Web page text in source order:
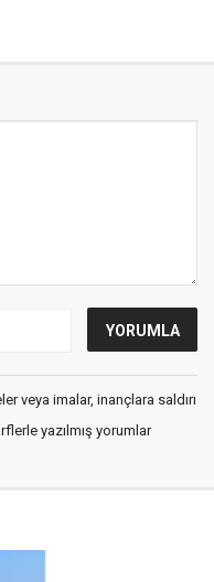
veya imalar, inançlara saldırı
yazılmış yorumlar